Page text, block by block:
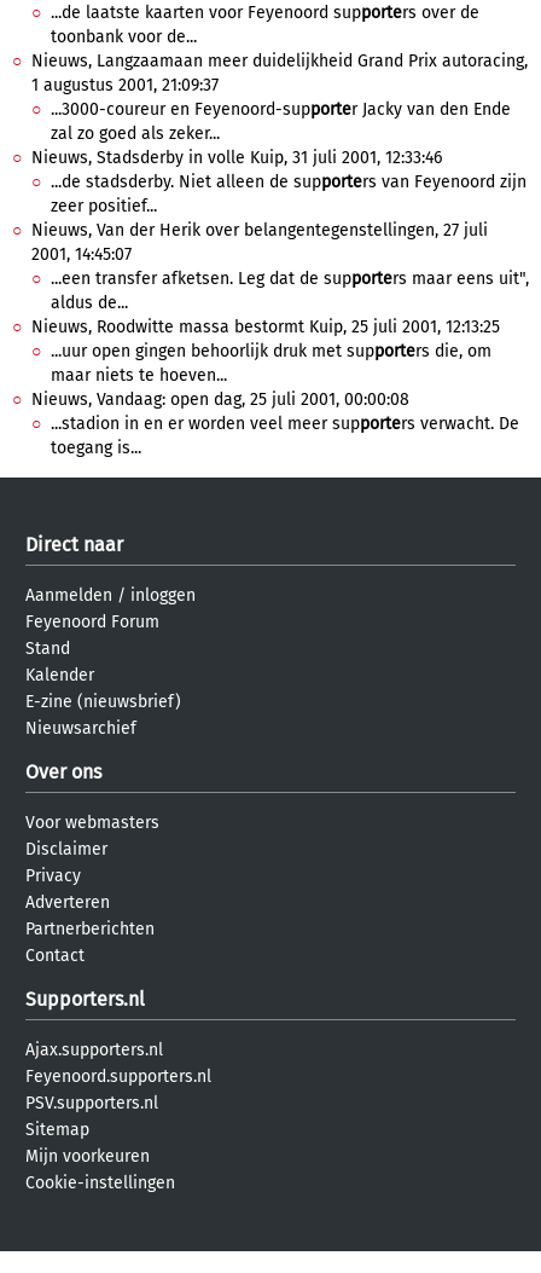
...de laatste kaarten voor Feyenoord supporters over de
toonbank voor de...
Nieuws, Langzaamaan meer duidelijkheid Grand Prix autoracing,
1 augustus 2001, 21:09:37
...3000-coureur en Feyenoord-supporter Jacky van den Ende
zal zo goed als zeker...
Nieuws, Stadsderby in volle Kuip, 31 juli 2001, 12:33:46
...de stadsderby. Niet alleen de supporters van Feyenoord zijn
zeer positief...
Nieuws, Van der Herik over belangentegenstellingen, 27 juli
2001, 14:45:07
...een transfer afketsen. Leg dat de supporters maar eens uit",
aldus de...
Nieuws, Roodwitte massa bestormt Kuip, 25 juli 2001, 12:13:25
...uur open gingen behoorlijk druk met supporters die, om
maar niets te hoeven...
Nieuws, Vandaag: open dag, 25 juli 2001, 00:00:08
...stadion in en er worden veel meer supporters verwacht. De
toegang is...
Direct naar
Aanmelden / inloggen
Feyenoord Forum
Stand
Kalender
E-zine (nieuwsbrief)
Nieuwsarchief
Over ons
Voor webmasters
Disclaimer
Privacy
Adverteren
Partnerberichten
Contact
Supporters.nl
Ajax.supporters.nl
Feyenoord.supporters.nl
PSV.supporters.nl
Sitemap
Mijn voorkeuren
Cookie-instellingen